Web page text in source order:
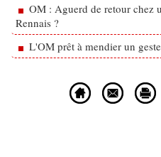
OM : Aguerd de retour chez
Rennais ?
L'OM prêt à mendier un